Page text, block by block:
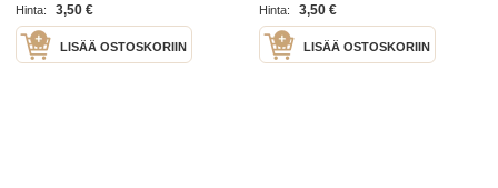
Hinta:
3,50 €
LISÄÄ OSTOSKORIIN
Hinta:
3,50 €
LISÄÄ OSTOSKORIIN